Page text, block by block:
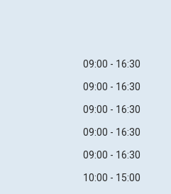
09:00
16:30
09:00
16:30
09:00
16:30
09:00
16:30
09:00
16:30
10:00
15:00